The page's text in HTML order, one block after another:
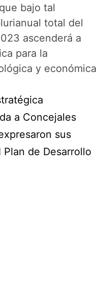
bajo tal
total del
ascenderá a
para la
y económica
a Concejales
sus
de Desarrollo